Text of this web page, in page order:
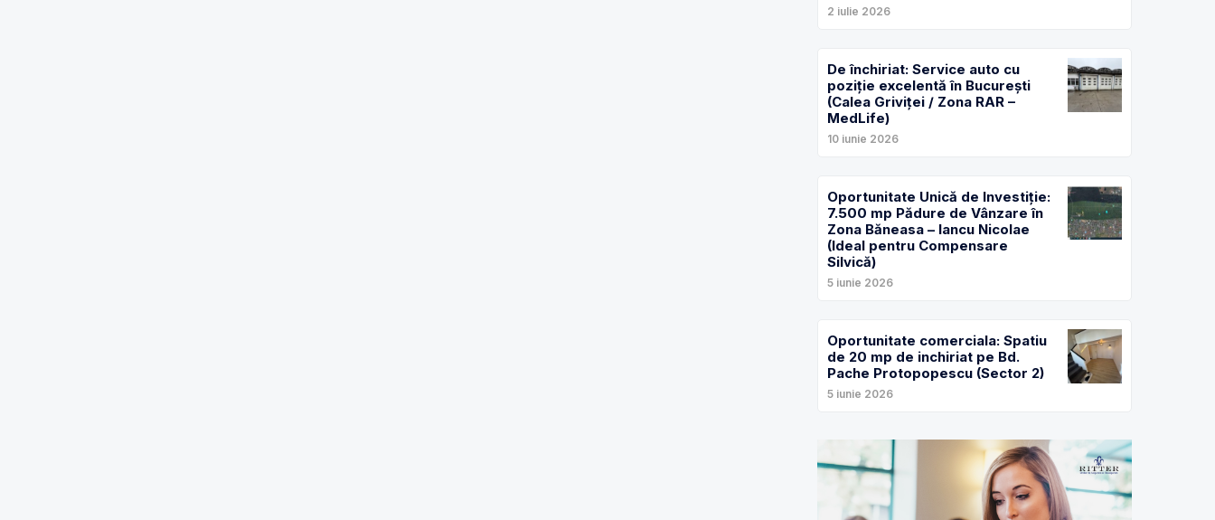
2 iulie 2026
De închiriat: Service auto cu
poziție excelentă în București
(Calea Griviței / Zona RAR –
MedLife)
10 iunie 2026
Oportunitate Unică de Investiție:
7.500 mp Pădure de Vânzare în
Zona Băneasa – Iancu Nicolae
(Ideal pentru Compensare
Silvică)
5 iunie 2026
Oportunitate comerciala: Spatiu
de 20 mp de inchiriat pe Bd.
Pache Protopopescu (Sector 2)
5 iunie 2026